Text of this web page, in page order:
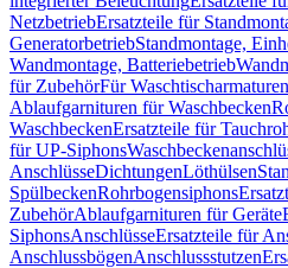
NetzbetriebErsatzteile für
GeneratorbetriebStandmontage,
Wandmontage, Batteriebetrieb
für ZubehörFür Waschtischarmaturen
Ablaufgarnituren für Waschbecken
WaschbeckenErsatzteile für
für UP-Siphons
AnschlüsseDichtungenLöthülsen
SpülbeckenRohrbogensiphons
ZubehörAblaufgarnituren für Geräte
SiphonsAnschlüsseErsatzteile für
AnschlussbögenAnschlussstutzen